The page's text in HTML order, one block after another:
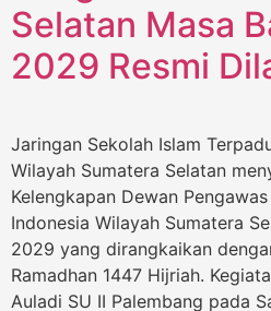
Selatan Masa
2029 Resmi
Jaringan Sekolah Islam
Wilayah Sumatera Selatan
Kelengkapan Dewan
Indonesia Wilayah Sumatera
2029 yang dirangkaikan
Ramadhan 1447 Hijriah.
Auladi SU II Palembang pada